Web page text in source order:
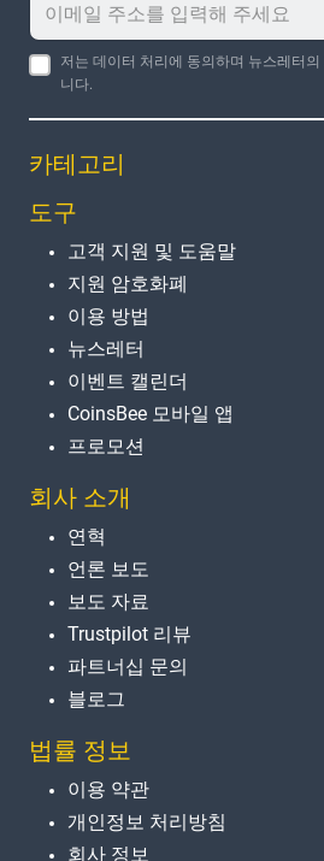
저는 데이터 처리에 동의하며 뉴스레터의
니다.
카테고리
도구
고객 지원 및 도움말
지원 암호화폐
이용 방법
뉴스레터
이벤트 캘린더
CoinsBee 모바일 앱
프로모션
회사 소개
연혁
언론 보도
보도 자료
Trustpilot 리뷰
파트너십 문의
블로그
법률 정보
이용 약관
개인정보 처리방침
회사 정보